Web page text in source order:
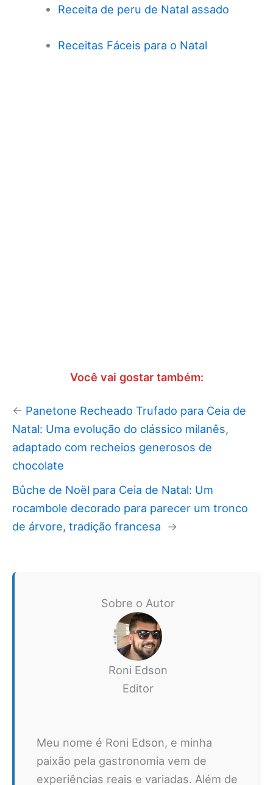
Receita de peru de Natal assado
Receitas Fáceis para o Natal
Você vai gostar também:
← Panetone Recheado Trufado para Ceia de
Natal: Uma evolução do clássico milanês,
adaptado com recheios generosos de
chocolate
Bûche de Noël para Ceia de Natal: Um
rocambole decorado para parecer um tronco
de árvore, tradição francesa →
Sobre o Autor
Roni Edson
Editor
Meu nome é Roni Edson, e minha
paixão pela gastronomia vem de
experiências reais e variadas. Além de